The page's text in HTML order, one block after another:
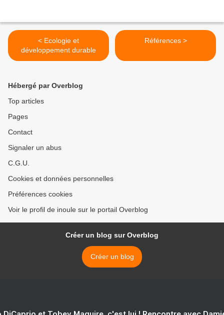
< Ecologie et
développement durable
Références >
Hébergé par Overblog
Top articles
Pages
Contact
Signaler un abus
C.G.U.
Cookies et données personnelles
Préférences cookies
Voir le profil de inoule sur le portail Overblog
Créer un blog sur Overblog
Créer un blog